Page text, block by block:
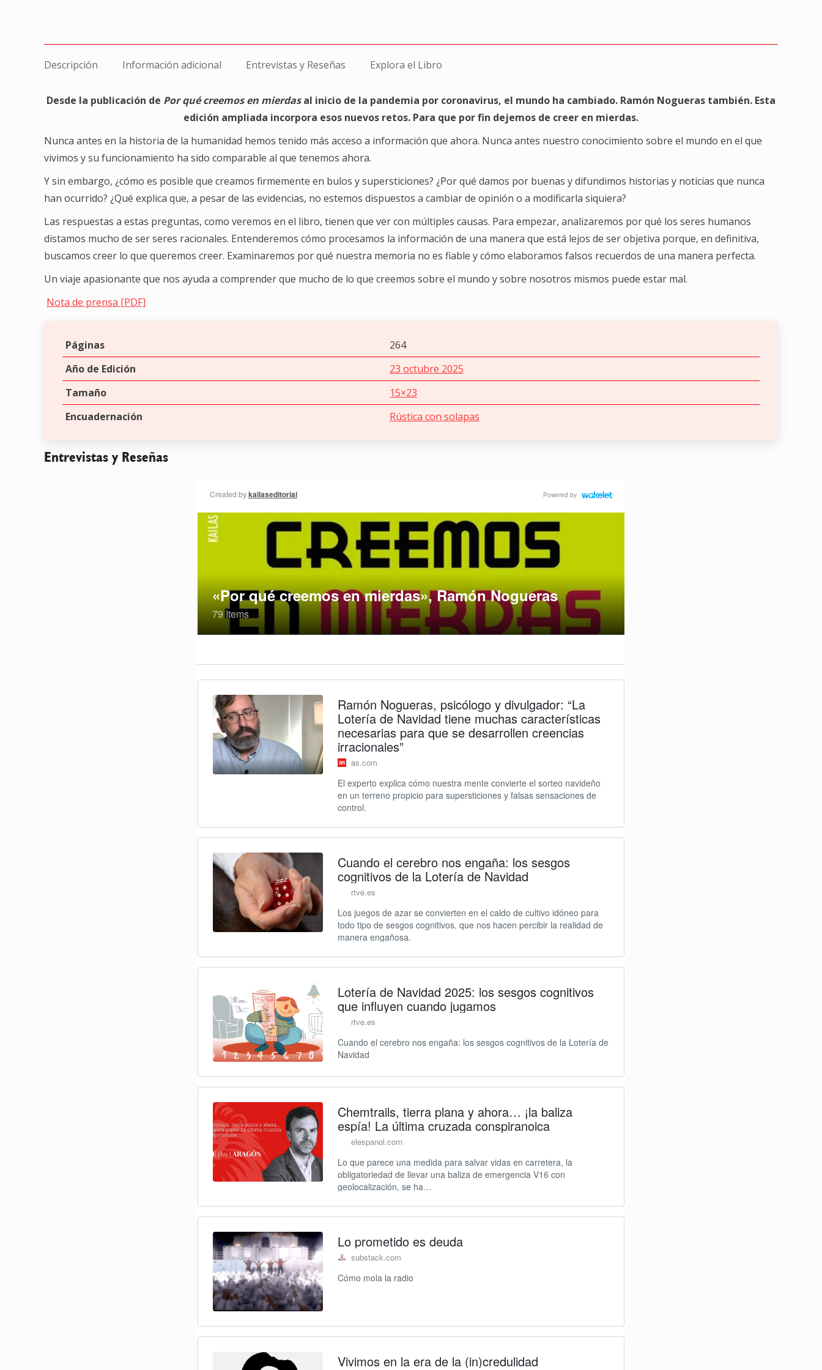
Descripción Información adicional Entrevistas y Reseñas Explora el Libro
Desde la publicación de Por qué creemos en mierdasal inicio de la pandemia por coronavirus, el mundo ha cambiado. Ramón Nogueras también. Esta
edición ampliada incorpora esos nuevos retos. Para que por fin dejemos de creer en mierdas.
Nunca antes en la historia de la humanidad hemos tenido más acceso a información que ahora. Nunca antes nuestro conocimiento sobre el mundo en el que
vivimos y su funcionamiento ha sido comparable al que tenemos ahora.
Y sin embargo, ¿cómo es posible que creamos firmemente en bulos y supersticiones? ¿Por qué damos por buenas y difundimos historias y noticias que nunca
han ocurrido? ¿Qué explica que, a pesar de las evidencias, no estemos dispuestos a cambiar de opinión o a modificarla siquiera?
Las respuestas a estas preguntas, como veremos en el libro, tienen que ver con múltiples causas. Para empezar, analizaremos por qué los seres humanos
distamos mucho de ser seres racionales. Entenderemos cómo procesamos la información de una manera que está lejos de ser objetiva porque, en definitiva,
buscamos creer lo que queremos creer. Examinaremos por qué nuestra memoria no es fiable y cómo elaboramos falsos recuerdos de una manera perfecta.
Un viaje apasionante que nos ayuda a comprender que mucho de lo que creemos sobre el mundo y sobre nosotros mismos puede estar mal.
Nota de prensa [PDF]
Páginas
264
Año de Edición
23 octubre 2025
Tamaño
15×23
Encuadernación
Rústica con solapas
Entrevistas y Reseñas